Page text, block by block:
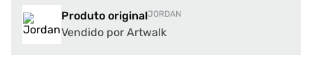
Produto originalJORDAN
Vendido por Artwalk